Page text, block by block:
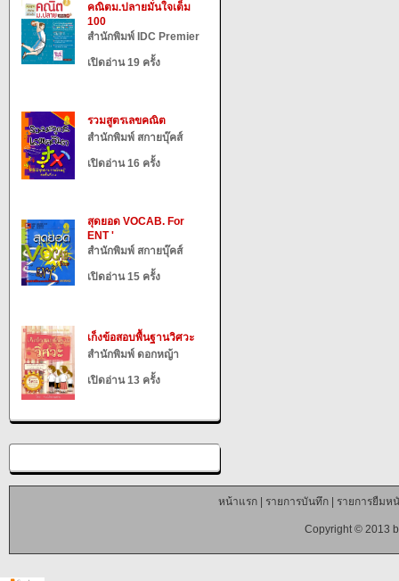
คณิตม.ปลายมั่นใจเต็ม
100
สำนักพิมพ์ IDC Premier
เปิดอ่าน 19 ครั้ง
รวมสูตรเลขคณิต
สำนักพิมพ์ สกายบุ๊คส์
เปิดอ่าน 16 ครั้ง
สุดยอด VOCAB. For
ENT '
สำนักพิมพ์ สกายบุ๊คส์
เปิดอ่าน 15 ครั้ง
เก็งข้อสอบพื้นฐานวิศวะ
สำนักพิมพ์ ดอกหญ้า
เปิดอ่าน 13 ครั้ง
หน้าแรก| รายการบันทึก| รายการยืมห
Copyright © 2013